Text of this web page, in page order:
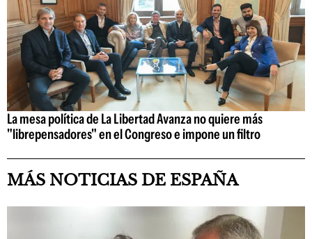
La mesa política de La Libertad Avanza no quiere más
"librepensadores" en el Congreso e impone un filtro
MÁS NOTICIAS DE ESPAÑA